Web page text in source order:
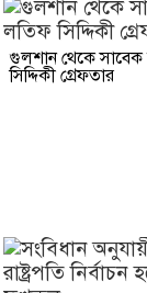
গুলশান থেকে সাবেক
সিদ্দিকী গ্রেফতার